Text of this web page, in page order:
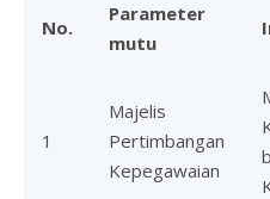
No.
Parameter
mutu
1
Majelis
Pertimbangan
Kepegawaian